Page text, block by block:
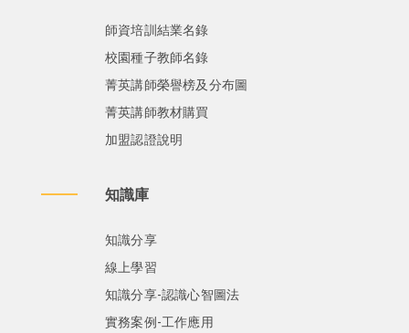
師資培訓結業名錄
校園種子教師名錄
菁英講師榮譽榜及分布圖
菁英講師教材購買
加盟認證說明
知識庫
知識分享
線上學習
知識分享-認識心智圖法
實務案例-工作應用